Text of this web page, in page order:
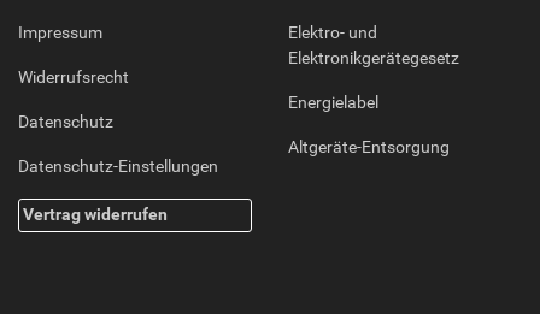
Impressum
Widerrufsrecht
Datenschutz
Datenschutz-Einstellungen
Vertrag widerrufen
Elektro- und
Elektronikgerätegesetz
Energielabel
Altgeräte-Entsorgung